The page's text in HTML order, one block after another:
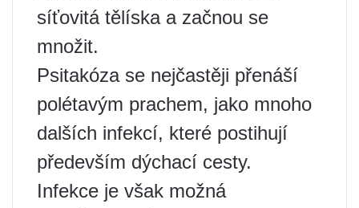
síťovitá tělíska a začnou se
množit.
Psitakóza se nejčastěji přenáší
polétavým prachem, jako mnoho
dalších infekcí, které postihují
především dýchací cesty.
Infekce je však možná